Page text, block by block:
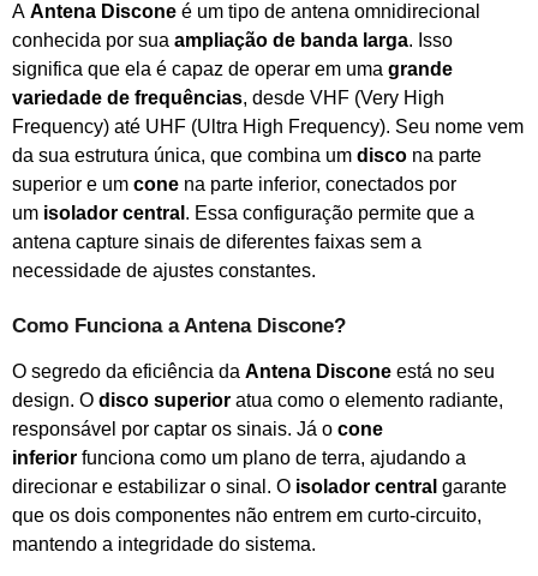
A Antena Discone é um tipo de antena omnidirecional
conhecida por sua ampliação de banda larga. Isso
significa que ela é capaz de operar em uma grande
variedade de frequências, desde VHF (Very High
Frequency) até UHF (Ultra High Frequency). Seu nome vem
da sua estrutura única, que combina um disco na parte
superior e um cone na parte inferior, conectados por
um isolador central . Essa configuração permite que a
antena capture sinais de diferentes faixas sem a
necessidade de ajustes constantes.
Como Funciona a Antena Discone?
O segredo da eficiência da Antena Discone está no seu
design. O disco superior atua como o elemento radiante,
responsável por captar os sinais. Já o cone
inferior funciona como um plano de terra, ajudando a
direcionar e estabilizar o sinal. O isolador central garante
que os dois componentes não entrem em curto-circuito,
mantendo a integridade do sistema.